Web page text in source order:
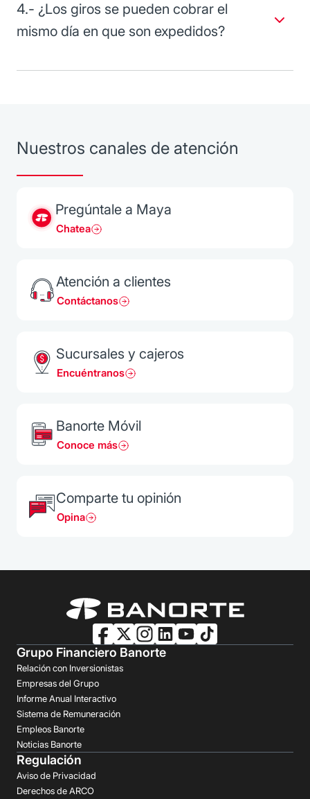
4.- ¿Los giros se pueden cobrar el
mismo día en que son expedidos?
Nuestros canales de atención
Pregúntale a Maya
Chatea
Atención a clientes
Contáctanos
Sucursales y cajeros
Encuéntranos
Banorte Móvil
Conoce más
Comparte tu opinión
Opina
Grupo Financiero Banorte
Relación con Inversionistas
Empresas del Grupo
Informe Anual Interactivo
Sistema de Remuneración
Empleos Banorte
Noticias Banorte
Regulación
Aviso de Privacidad
Derechos de ARCO